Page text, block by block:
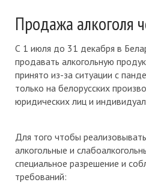
Продажа алкоголя
С 1 июля до 31 декабря в
продавать алкогольную
принято из-за ситуации с
только на белорусских
юридических лиц и
Для того чтобы
алкогольные и
специальное разрешение и
требований: